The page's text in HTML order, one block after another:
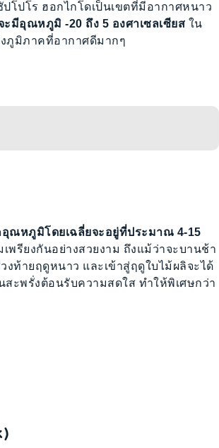
โปโร ฮอกไกโดเป็นเขตที่มีอากาศหนาว
ะมีอุณหภูมิ -20 ถึง 5 องศาเซลเซียส ใน
ภูมิภาคที่อากาศดีมากๆ
อุณหภูมิโดยเฉลี่ยจะอยู่ที่ประมาณ 4-15
พรียงกันอย่างสวยงาม ถึงแม้ว่าจะบานช้า
ท้ายฤดูหนาว และเข้าสู่ฤดูใบไม้ผลิจะได้
สะพรั่งต้อนรับความสดใส ทำให้พิเศษกว่า